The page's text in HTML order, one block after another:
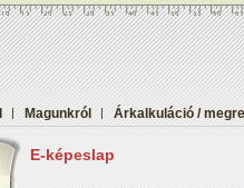
| Magunkról | Árkalkuláció /
E-képeslap